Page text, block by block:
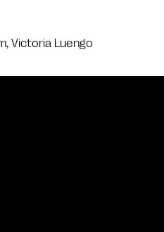
Victoria Luengo